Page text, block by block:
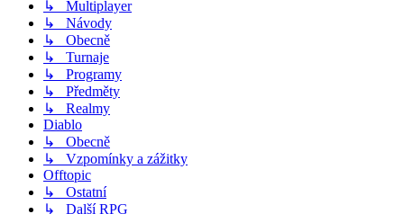
↳ Multiplayer
↳ Návody
↳ Obecně
↳ Turnaje
↳ Programy
↳ Předměty
↳ Realmy
Diablo
↳ Obecně
↳ Vzpomínky a zážitky
Offtopic
↳ Ostatní
↳ Další RPG